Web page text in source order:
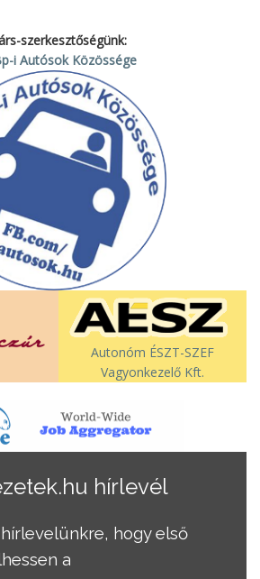
szerkesztőségünk:
i Autósok Közössége
Autonóm ÉSZT-SZEF
Vagyonkezelő Kft.
hírlevél
hogy első
a